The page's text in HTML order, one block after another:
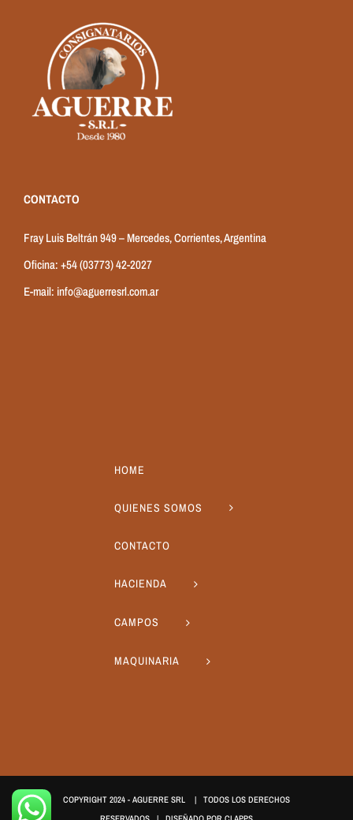
CONTACTO
Fray Luis Beltrán 949 – Mercedes, Corrientes, Argentina
Oficina:+54 (03773) 42-2027
E-mail: info@aguerresrl.com.ar
HOME
QUIENES SOMOS
CONTACTO
HACIENDA
CAMPOS
MAQUINARIA
COPYRIGHT 2024 - AGUERRE SRL | TODOS LOS DERECHOS